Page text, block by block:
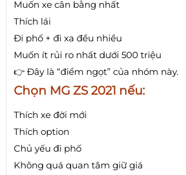
Muốn xe cân bằng nhất
Thích lái
Đi phố + đi xa đều nhiều
Muốn ít rủi ro nhất dưới 500 triệu
👉 Đây là “điểm ngọt” của nhóm này.
Chọn MG ZS 2021 nếu:
Thích xe đời mới
Thích option
Chủ yếu đi phố
Không quá quan tâm giữ giá